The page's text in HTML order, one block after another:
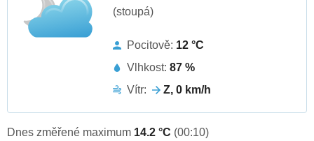
(stoupá)
Pocitově: 12 °C
Vlhkost: 87 %
Vítr:
Z, 0 km/h
Dnes změřené maximum 14.2 °C (00:10)